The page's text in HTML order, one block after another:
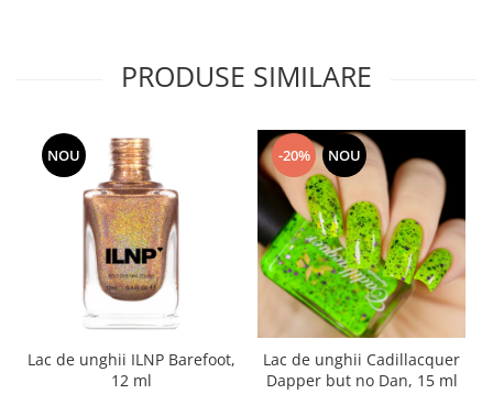
PRODUSE SIMILARE
NOU
Lac de unghii ILNP Barefoot,
12 ml
-20% NOU
Lac de unghii Cadillacquer
Dapper but no Dan, 15 ml